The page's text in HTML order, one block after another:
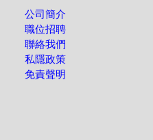
公司簡介
職位招聘
聯絡我們
私隱政策
免責聲明